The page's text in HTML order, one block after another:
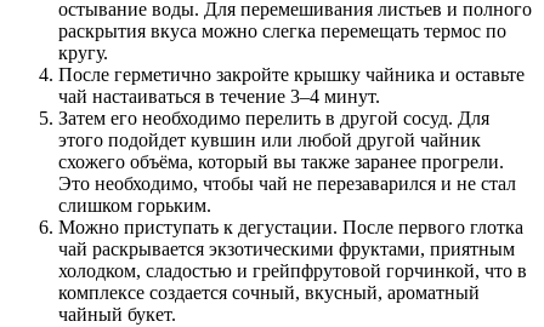
остывание воды. Для перемешивания листьев и полного
раскрытия вкуса можно слегка перемещать термос по
кругу.
После герметично закройте крышку чайника и оставьте
чай настаиваться в течение 3–4 минут.
Затем его необходимо перелить в другой сосуд. Для
этого подойдет кувшин или любой другой чайник
схожего объёма, который вы также заранее прогрели.
Это необходимо, чтобы чай не перезаварился и не стал
слишком горьким.
Можно приступать к дегустации. После первого глотка
чай раскрывается экзотическими фруктами, приятным
холодком, сладостью и грейпфрутовой горчинкой, что в
комплексе создается сочный, вкусный, ароматный
чайный букет.